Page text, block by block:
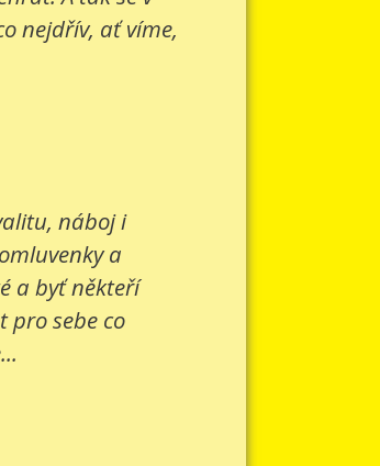
nejdřív, ať víme,
náboj i
a
a byť někteří
pro sebe co